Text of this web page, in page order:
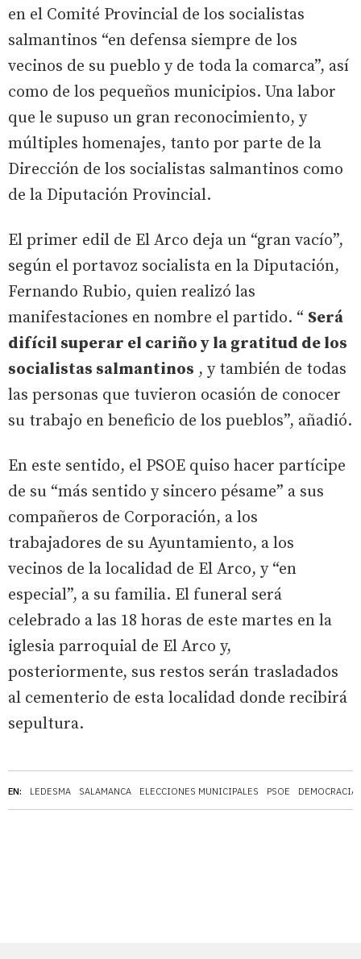
EN: LEDESMA SALAMANCA ELECCIONES MUNICIPALES PSOE DEMOCRACIA
en el Comité Provincial de los socialistas
salmantinos “en defensa siempre de los
vecinos de su pueblo y de toda la comarca”, así
como de los pequeños municipios. Una labor
que le supuso un gran reconocimiento, y
múltiples homenajes, tanto por parte de la
Dirección de los socialistas salmantinos como
de la Diputación Provincial.
El primer edil de El Arco deja un “gran vacío”,
según el portavoz socialista en la Diputación,
Fernando Rubio, quien realizó las
manifestaciones en nombre el partido. “ Será
difícil superar el cariño y la gratitud de los
socialistas salmantinos , y también de todas
las personas que tuvieron ocasión de conocer
su trabajo en beneficio de los pueblos”, añadió.
En este sentido, el PSOE quiso hacer partícipe
de su “más sentido y sincero pésame” a sus
compañeros de Corporación, a los
trabajadores de su Ayuntamiento, a los
vecinos de la localidad de El Arco, y “en
especial”, a su familia. El funeral será
celebrado a las 18 horas de este martes en la
iglesia parroquial de El Arco y,
posteriormente, sus restos serán trasladados
al cementerio de esta localidad donde recibirá
sepultura.